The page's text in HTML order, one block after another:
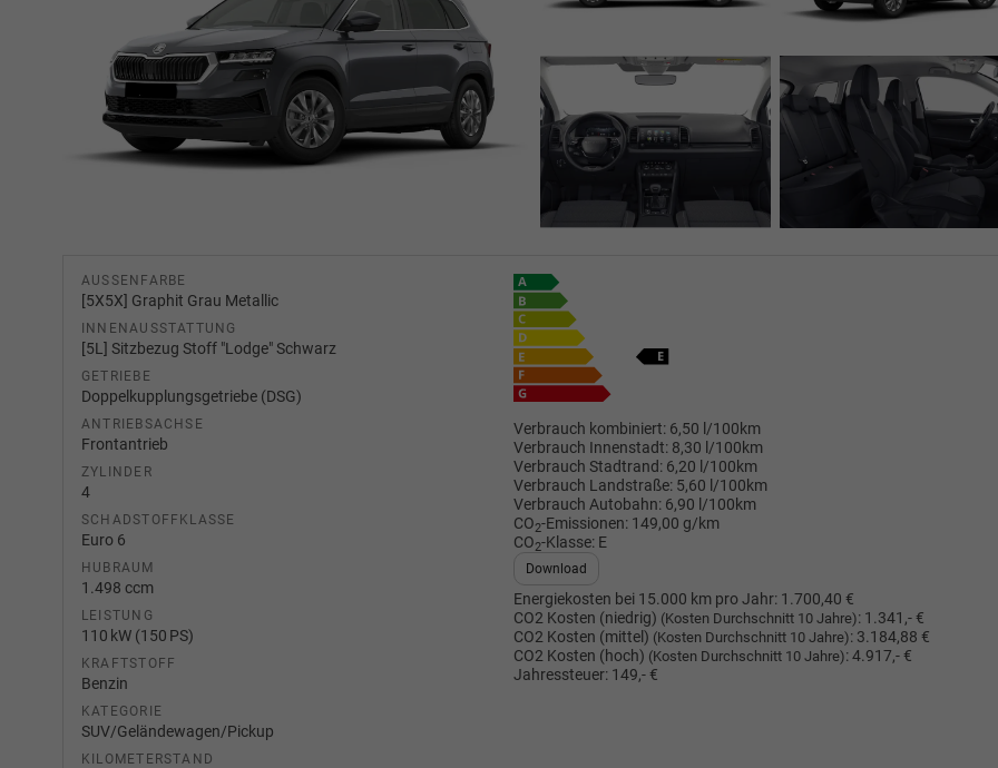
AUSSENFARBE
[5X5X] Graphit Grau Metallic
INNENAUSSTATTUNG
[5L] Sitzbezug Stoff "Lodge" Schwarz
GETRIEBE
Doppelkupplungsgetriebe (DSG)
ANTRIEBSACHSE
Frontantrieb
ZYLINDER
4
SCHADSTOFFKLASSE
Euro 6
HUBRAUM
1.498 ccm
LEISTUNG
110 kW (150 PS)
KRAFTSTOFF
Benzin
KATEGORIE
SUV/Geländewagen/Pickup
KILOMETERSTAND
Verbrauch kombiniert: 6,50 l/100km
Verbrauch Innenstadt: 8,30 l/100km
Verbrauch Stadtrand: 6,20 l/100km
Verbrauch Landstraße: 5,60 l/100km
Verbrauch Autobahn: 6,90 l/100km
CO2-Emissionen: 149,00 g/km
CO2-Klasse: E
Download
Energiekosten bei 15.000 km pro Jahr: 1.700,40 €
CO2 Kosten (niedrig) (Kosten Durchschnitt 10 Jahre): 1.341,- €
CO2 Kosten (mittel) (Kosten Durchschnitt 10 Jahre): 3.184,88 €
CO2 Kosten (hoch) (Kosten Durchschnitt 10 Jahre):4.917,- €
Jahressteuer: 149,- €